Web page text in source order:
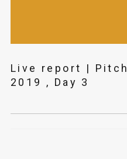
Live report |
2019 , Day 3